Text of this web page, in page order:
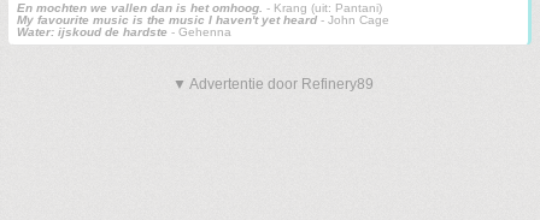
En mochten we vallen dan is het omhoog. - Krang (uit: Pantani)
My favourite music is the music I haven't yet heard - John Cage
Water: ijskoud de hardste - Gehenna
▼ Advertentie door Refinery89